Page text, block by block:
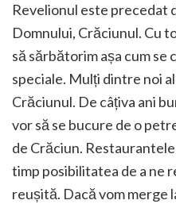
Revelionul este precedat
Domnului, Crăciunul. Cu
să sărbătorim așa cum
speciale. Mulți dintre noi
Crăciunul. De câțiva ani
vor să se bucure de o
de Crăciun.
timp posibilitatea de a ne
reușită. Dacă vom merge